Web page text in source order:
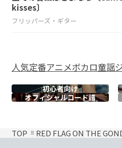
kisses〕
フリッパーズ・ギター
人気定番アニメボカロ童謡
初心者向け
オフィシャルコード譜
TOP RED FLAG ON THE